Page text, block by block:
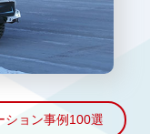
ション事例100選